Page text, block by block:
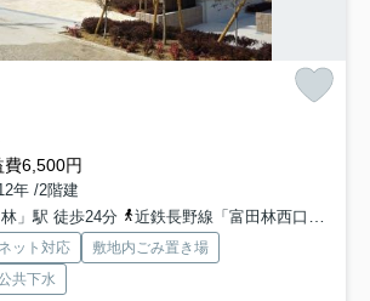
6,500円
年 /2階建
」駅 徒歩24分
近鉄長野線「富田林西口」駅 徒歩27分
ット対応
敷地内ごみ置き場
共下水